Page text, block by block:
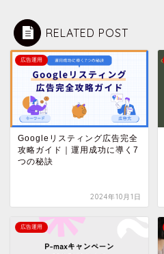
RELATED POST
広告運用
Googleリスティング広告完全
攻略ガイド｜運用成功に導く7
つの秘訣
2024年10月1日
広告運用